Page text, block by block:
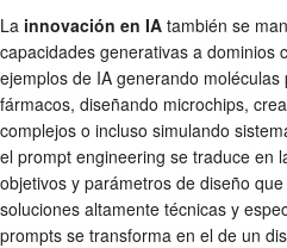
La innovación en IA también se
capacidades generativas a dominios
ejemplos de IA generando
fármacos, diseñando microchips,
complejos o incluso simulando
el prompt engineering se traduce en
objetivos y parámetros de diseño
soluciones altamente técnicas y
prompts se transforma en el de un